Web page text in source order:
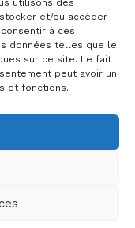
utilisons des
et/ou accéder
à ces
données telles que le
sur ce site. Le fait
peut avoir un
et fonctions.
2026 Crige PACA